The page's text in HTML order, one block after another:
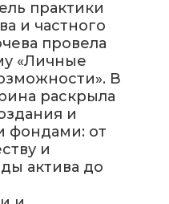
практики
и частного
провела
«Личные
В
раскрыла
и
фондами: от
и
актива до